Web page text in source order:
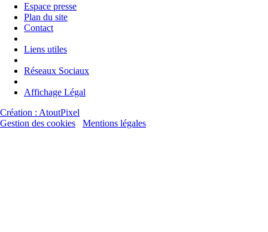
Espace presse
Plan du site
Contact
Liens utiles
Réseaux Sociaux
Affichage Légal
Création : AtoutPixel
Gestion des cookies
Mentions légales